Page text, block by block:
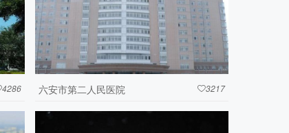
4286 六安市第二人民医院 3217